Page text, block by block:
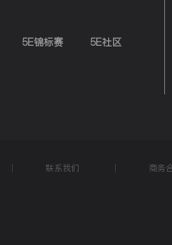
5E锦标赛 5E社区
联系我们 商务